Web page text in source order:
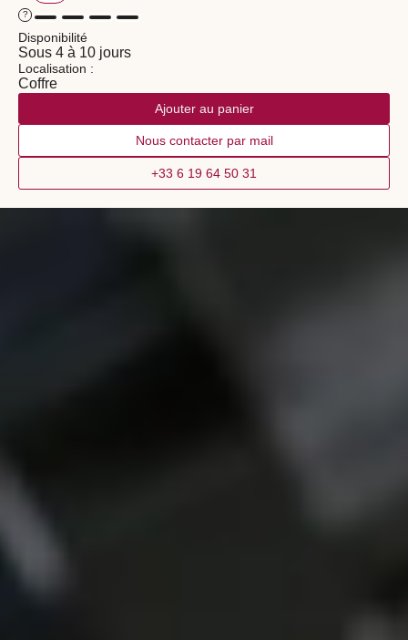
Ajouter au panier
Nous contacter par mail
+33 6 19 64 50 31
?
Disponibilité
Sous 4 à 10 jours
Localisation :
Coffre